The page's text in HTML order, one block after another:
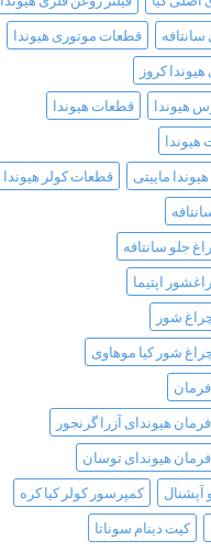
قطعات موتوری هیوندا
کروز
هیوندا
قطعات هیوندا
ماییتی
قطعات کولر هیوندا
جلو سانتافه
اپتیما
شور
شور کیا موهاوی
هیوندای آزرا گرنجور
هیوندای توسان
آپشنال
کمپرسور کولر کیا کره
کیت دینام سوناتا